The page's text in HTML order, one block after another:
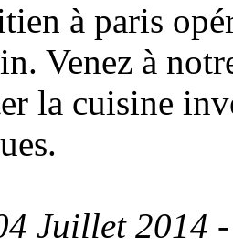
à paris
Venez à
la cuisine
Juillet 2014